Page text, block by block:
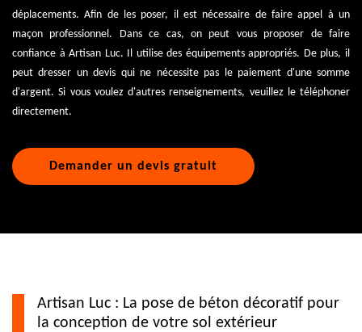
déplacements. Afin de les poser, il est nécessaire de faire appel à un
maçon professionnel. Dans ce cas, on peut vous proposer de faire
confiance à Artisan Luc. Il utilise des équipements appropriés. De plus, il
peut dresser un devis qui ne nécessite pas le paiement d'une somme
d'argent. Si vous voulez d'autres renseignements, veuillez le téléphoner
directement.
Demander un devis gratuit
Artisan Luc : La pose de béton décoratif pour
la conception de votre sol extérieur